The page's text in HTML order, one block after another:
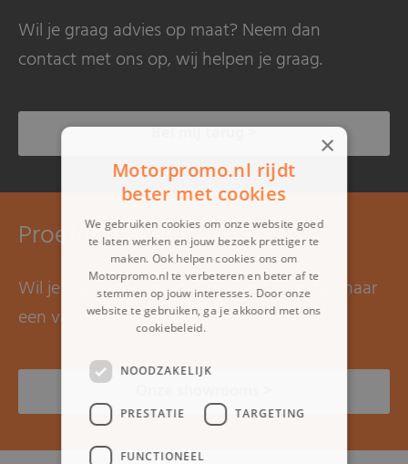
Wil je graag advies op maat? Neem dan
contact met ons op, wij helpen je graag.
Bel mij terug >
Proefrit maken?
Wil je graag een proefrit maken? Kom dan naar
een van onze showrooms.
×
Motorpromo.nl rijdt
beter met cookies
We gebruiken cookies om onze website goed
te laten werken en jouw bezoek prettiger te
maken. Ook helpen cookies ons om
Motorpromo.nl te verbeteren en beter af te
stemmen op jouw interesses. Door onze
website te gebruiken, ga je akkoord met ons
cookiebeleid.
NOODZAKELIJK
PRESTATIE TARGETING
FUNCTIONEEL